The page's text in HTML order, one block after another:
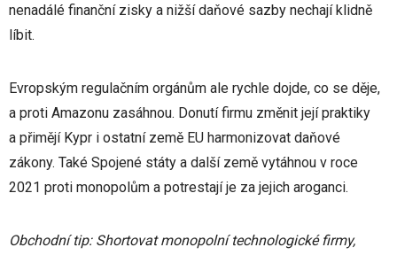
nenadálé finanční zisky a nižší daňové sazby nechají klidně
líbit.
Evropským regulačním orgánům ale rychle dojde, co se děje,
a proti Amazonu zasáhnou. Donutí firmu změnit její praktiky
a přimějí Kypr i ostatní země EU harmonizovat daňové
zákony. Také Spojené státy a další země vytáhnou v roce
2021 proti monopolům a potrestají je za jejich aroganci.
Obchodní tip: Shortovat monopolní technologické firmy,